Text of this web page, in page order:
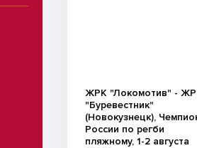
ЖРК "Локомотив" -
"Буревестник"
(Новокузнецк),
России по регби
пляжному, 1-2 августа